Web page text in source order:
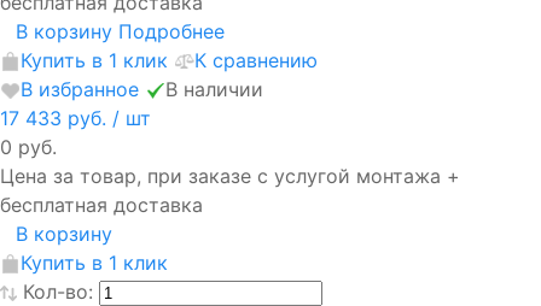
В корзину Подробнее
Купить в 1 клик
К сравнению
В избранное
В наличии
17 433 руб. / шт
0 руб.
Цена за товар, при заказе с услугой монтажа +
бесплатная доставка
В корзину
Купить в 1 клик
Кол-во: